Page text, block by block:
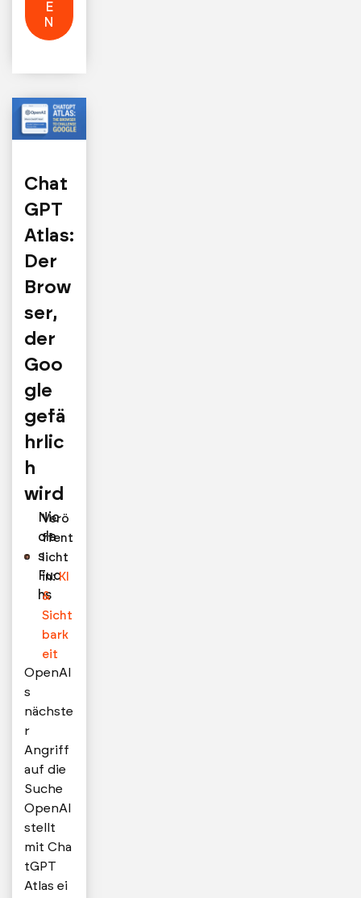
E
N
Chat
GPT
Atlas:
Der
Brow
ser,
der
Goo
gle
gefä
hrlic
h
wird
Nic
ola
s
Fuc
hs
Verö
ffent
licht
in:KI
&
Sicht
bark
eit
OpenAI
s
nächste
r
Angriff
auf die
Suche
OpenAI
stellt
mit Cha
tGPT
Atlas ei